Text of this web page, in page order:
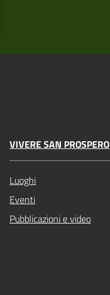
VIVERE SAN PROSPERO
Luoghi
Eventi
Pubblicazioni e video